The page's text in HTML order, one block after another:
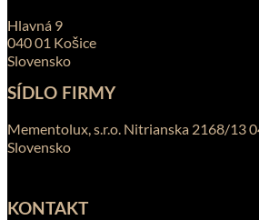
Hlavná 9
040 01 Košice
Slovensko
SÍDLO FIRMY
Mementolux, s.r.o. Nitrianska 2168/13
Slovensko
KONTAKT